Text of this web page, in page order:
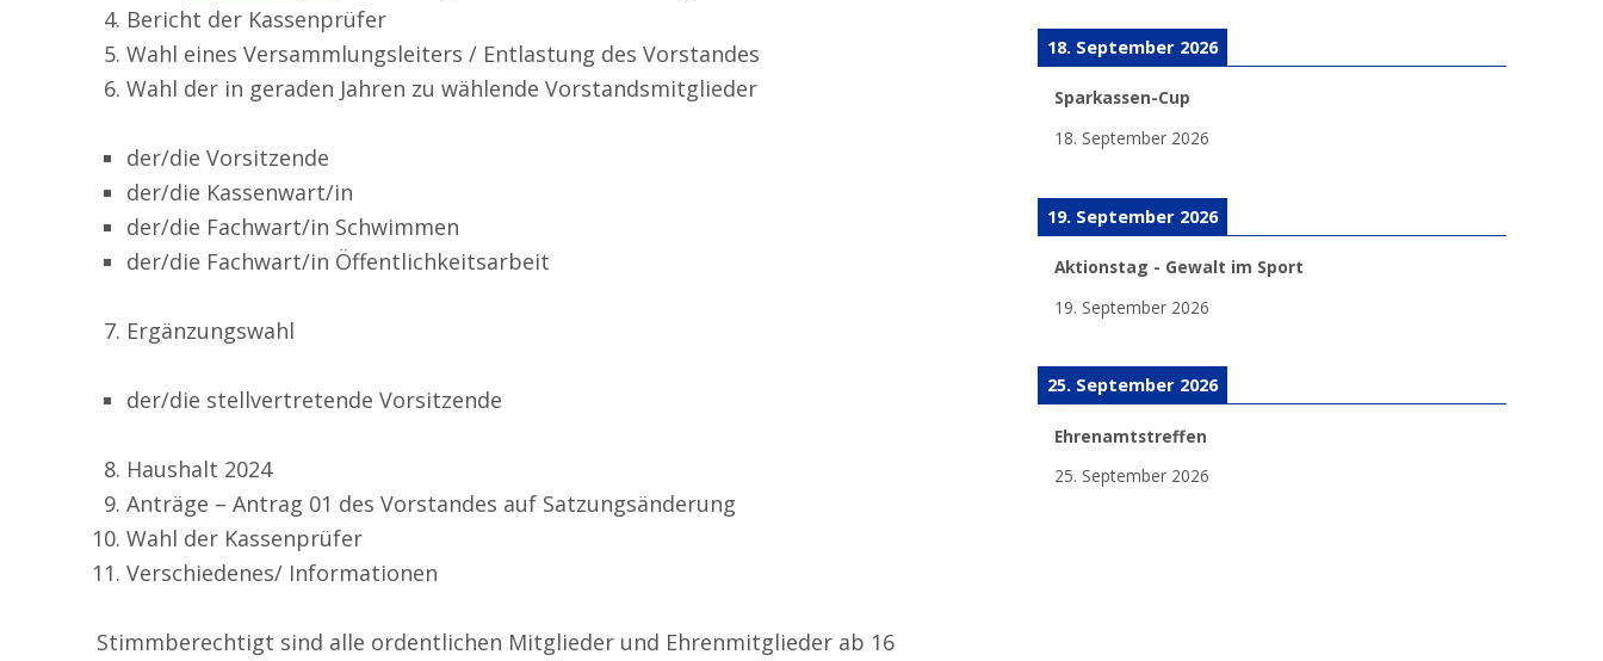
Bericht der Kassenprüfer
Wahl eines Versammlungsleiters / Entlastung des Vorstandes
Wahl der in geraden Jahren zu wählende Vorstandsmitglieder
der/die Vorsitzende
der/die Kassenwart/in
der/die Fachwart/in Schwimmen
der/die Fachwart/in Öffentlichkeitsarbeit
Ergänzungswahl
der/die stellvertretende Vorsitzende
Haushalt 2024
Anträge – Antrag 01 des Vorstandes auf Satzungsänderung
Wahl der Kassenprüfer
Verschiedenes/ Informationen
Stimmberechtigt sind alle ordentlichen Mitglieder und Ehrenmitglieder ab 16
18. September 2026
Sparkassen-Cup
18. September 2026
19. September 2026
Aktionstag - Gewalt im Sport
19. September 2026
25. September 2026
Ehrenamtstreffen
25. September 2026